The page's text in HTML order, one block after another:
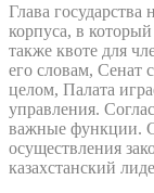
Глава
корпуса, в
также квоте для
его словам, Сенат
целом, Палата
управления.
важные функции.
осуществления
казахстанский